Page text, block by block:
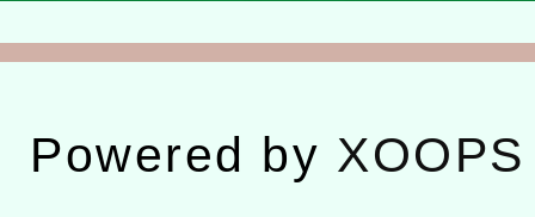
Powered by XOOPS